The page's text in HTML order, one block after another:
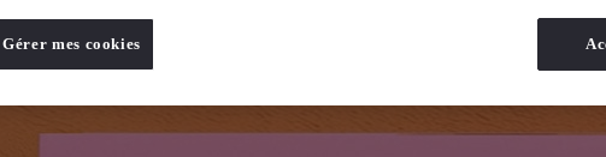
Gérer mes cookies